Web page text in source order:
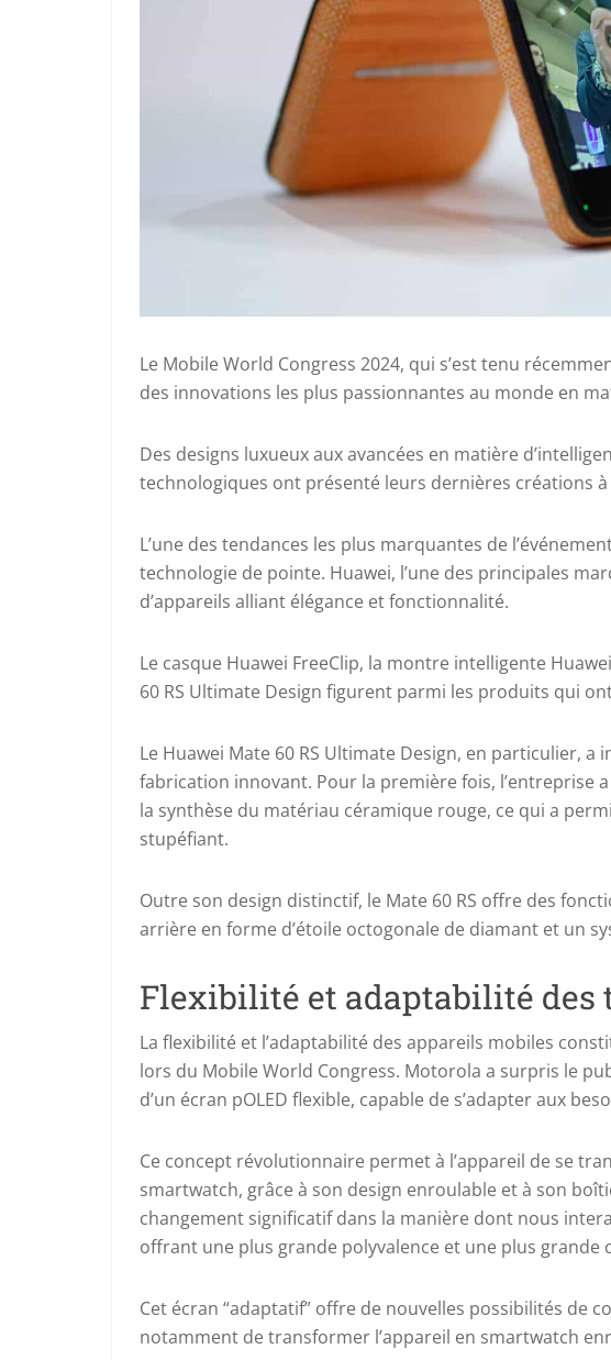
Le Mobile World Congress 2024, qui s’est tenu
des innovations les plus passionnantes au monde en
Des designs luxueux aux avancées en matière
technologiques ont présenté leurs dernières créations
L’une des tendances les plus marquantes de
technologie de pointe. Huawei, l’une des principales
d’appareils alliant élégance et fonctionnalité.
Le casque Huawei FreeClip, la montre intelligente
60 RS Ultimate Design figurent parmi les produits qui
Le Huawei Mate 60 RS Ultimate Design, en particulier,
fabrication innovant. Pour la première fois, l’entreprise
la synthèse du matériau céramique rouge, ce qui a
stupéfiant.
Outre son design distinctif, le Mate 60 RS offre des
arrière en forme d’étoile octogonale de diamant et un
Flexibilité et adaptabilité des
La flexibilité et l’adaptabilité des appareils mobiles
lors du Mobile World Congress. Motorola a surpris le
d’un écran pOLED flexible, capable de s’adapter aux
Ce concept révolutionnaire permet à l’appareil de se
smartwatch, grâce à son design enroulable et à son
changement significatif dans la manière dont nous
offrant une plus grande polyvalence et une plus grande
Cet écran “adaptatif” offre de nouvelles possibilités de
notamment de transformer l’appareil en smartwatch